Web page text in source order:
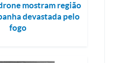
mostram região
devastada pelo
fogo